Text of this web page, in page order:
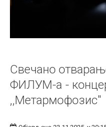
Свечано
ФИЛУМ-а -
,,Метармофозис"